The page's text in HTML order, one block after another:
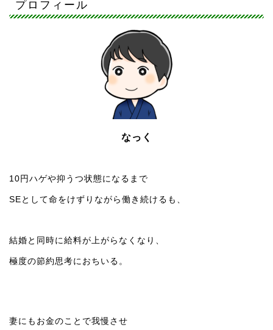
プロフィール
なっく
10円ハゲや抑うつ状態になるまで
SEとして命をけずりながら働き続けるも、
結婚と同時に給料が上がらなくなり、
極度の節約思考におちいる。
妻にもお金のことで我慢させ